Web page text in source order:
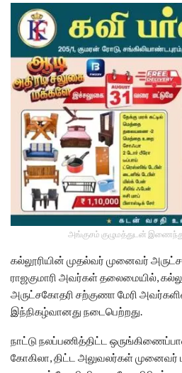
அங்குசம் குழுமத்துடன் இணைந்து
கல்லூரியின் முதல்வர் முனைவர்
ராஜகுமாரி அவர்கள் தலைமையில்,
அருட்சகோதரி சற்குணா மேரி
இந்நிகழ்வானது நடைபெற்றது.
நாட்டு நலப்பணித்திட்ட
கோகிலா, திட்ட அலுவலர்கள் முனைவர்